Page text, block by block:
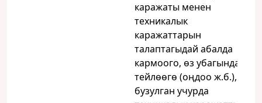
каражаты менен
техникалык
каражаттарын
талаптагыдай абалда
кармоого, өз убагында
тейлөөгө (оңдоо ж.б.),
бузулган учурда